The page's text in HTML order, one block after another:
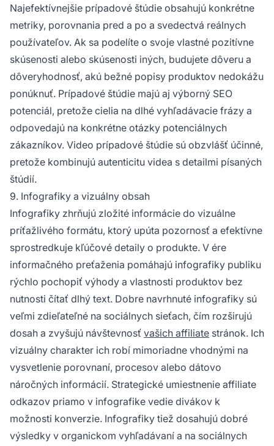
Najefektívnejšie prípadové štúdie obsahujú konkrétne
metriky, porovnania pred a po a svedectvá reálnych
používateľov. Ak sa podelíte o svoje vlastné pozitívne
skúsenosti alebo skúsenosti iných, budujete dôveru a
dôveryhodnosť, akú bežné popisy produktov nedokážu
ponúknuť. Prípadové štúdie majú aj výborný SEO
potenciál, pretože cielia na dlhé vyhľadávacie frázy a
odpovedajú na konkrétne otázky potenciálnych
zákazníkov. Video prípadové štúdie sú obzvlášť účinné,
pretože kombinujú autenticitu videa s detailmi písaných
štúdií.
9. Infografiky a vizuálny obsah
Infografiky zhrňujú zložité informácie do vizuálne
príťažlivého formátu, ktorý upúta pozornosť a efektívne
sprostredkuje kľúčové detaily o produkte. V ére
informačného preťaženia pomáhajú infografiky publiku
rýchlo pochopiť výhody a vlastnosti produktov bez
nutnosti čítať dlhý text. Dobre navrhnuté infografiky sú
veľmi zdieľateľné na sociálnych sieťach, čím rozširujú
dosah a zvyšujú návštevnosť vašich affiliate stránok. Ich
vizuálny charakter ich robí mimoriadne vhodnými na
vysvetlenie porovnaní, procesov alebo dátovo
náročných informácií. Strategické umiestnenie affiliate
odkazov priamo v infografike vedie divákov k
možnosti konverzie. Infografiky tiež dosahujú dobré
výsledky v organickom vyhľadávaní a na sociálnych